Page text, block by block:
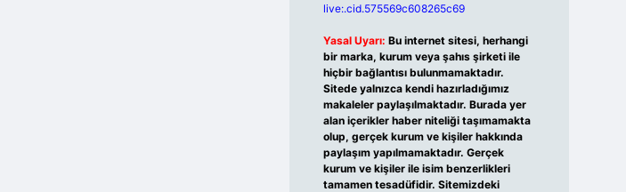
live:.cid.575569c608265c69
Yasal Uyarı: Bu internet sitesi, herhangi
bir marka, kurum veya şahıs şirketi ile
hiçbir bağlantısı bulunmamaktadır.
Sitede yalnızca kendi hazırladığımız
makaleler paylaşılmaktadır. Burada yer
alan içerikler haber niteliği taşımamakta
olup, gerçek kurum ve kişiler hakkında
paylaşım yapılmamaktadır. Gerçek
kurum ve kişiler ile isim benzerlikleri
tamamen tesadüfidir. Sitemizdeki